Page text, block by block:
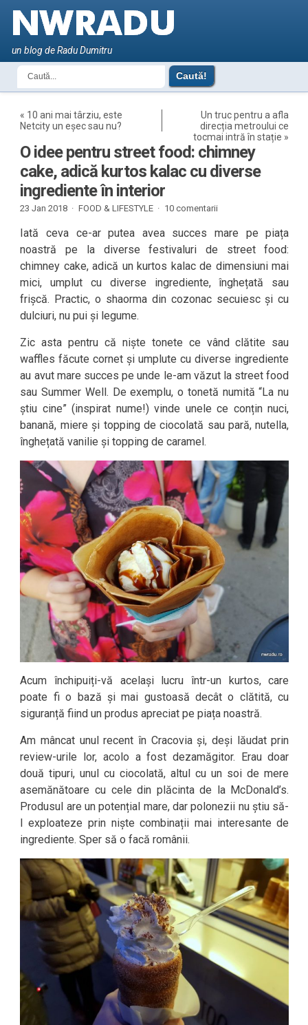
un blog de Radu Dumitru
« 10 ani mai târziu, este
Netcity un eșec sau nu?
Un truc pentru a afla
direcția metroului ce
tocmai intră în stație »
O idee pentru street food: chimney
cake, adică kurtos kalac cu diverse
ingrediente în interior
23 Jan 2018 · FOOD & LIFESTYLE · 10 comentarii
Iată ceva ce-ar putea avea succes mare pe piața
noastră pe la diverse festivaluri de street food:
chimney cake, adică un kurtos kalac de dimensiuni mai
mici, umplut cu diverse ingrediente, înghețată sau
frișcă. Practic, o shaorma din cozonac secuiesc și cu
dulciuri, nu pui și legume.
Zic asta pentru că niște tonete ce vând clătite sau
waffles făcute cornet și umplute cu diverse ingrediente
au avut mare succes pe unde le-am văzut la street food
sau Summer Well. De exemplu, o tonetă numită “La nu
știu cine” (inspirat nume!) vinde unele ce conțin nuci,
banană, miere și topping de ciocolată sau pară, nutella,
înghețată vanilie și topping de caramel.
Acum închipuiți-vă același lucru într-un kurtos, care
poate fi o bază și mai gustoasă decât o clătită, cu
siguranță fiind un produs apreciat pe piața noastră.
Am mâncat unul recent în Cracovia și, deși lăudat prin
review-urile lor, acolo a fost dezamăgitor. Erau doar
două tipuri, unul cu ciocolată, altul cu un soi de mere
asemănătoare cu cele din plăcinta de la McDonald’s.
Produsul are un potențial mare, dar polonezii nu știu să-
l exploateze prin niște combinații mai interesante de
ingrediente. Sper să o facă românii.